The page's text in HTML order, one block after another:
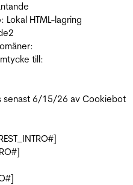
: Lokal HTML-lagring
2
till:
senast 6/15/26 av Cookiebot